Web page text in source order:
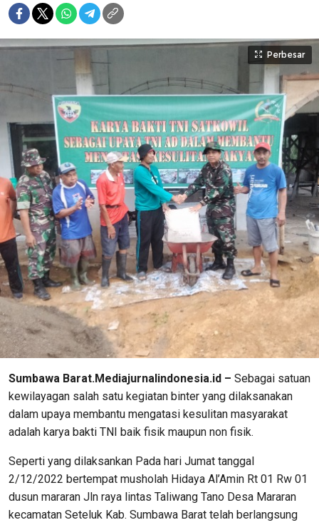
Perbesar
Sumbawa Barat.Mediajurnalindonesia.id – Sebagai satuan
kewilayagan salah satu kegiatan binter yang dilaksanakan
dalam upaya membantu mengatasi kesulitan masyarakat
adalah karya bakti TNI baik fisik maupun non fisik.
Seperti yang dilaksankan Pada hari Jumat tanggal
2/12/2022 bertempat musholah Hidaya Al’Amin Rt 01 Rw 01
dusun mararan Jln raya lintas Taliwang Tano Desa Mararan
kecamatan Seteluk Kab. Sumbawa Barat telah berlangsung